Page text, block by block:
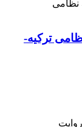
ترکیه-